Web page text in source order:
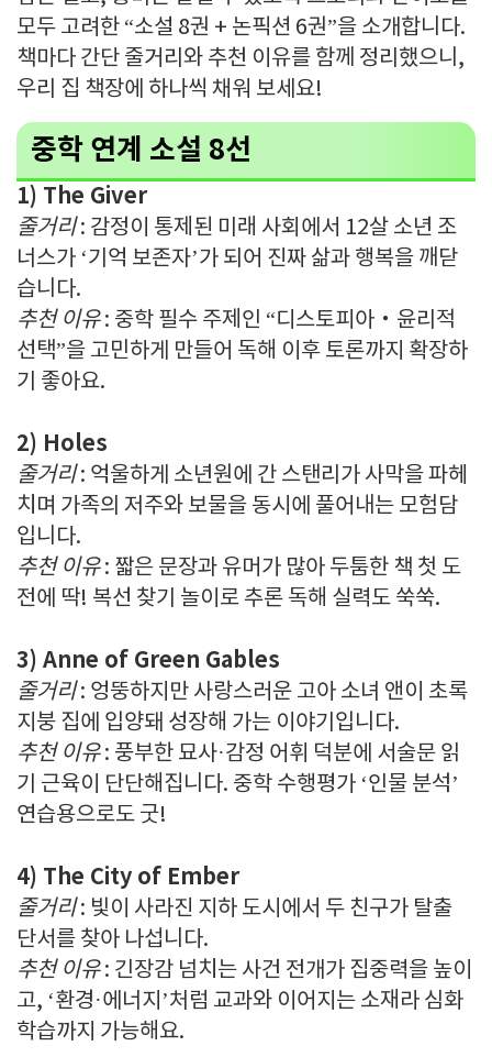
모두 고려한 “소설 8권 + 논픽션 6권”을 소개합니다.
책마다 간단 줄거리와 추천 이유를 함께 정리했으니,
우리 집 책장에 하나씩 채워 보세요!
중학 연계 소설 8선
1) The Giver
줄거리: 감정이 통제된 미래 사회에서 12살 소년 조
너스가 ‘기억 보존자’가 되어 진짜 삶과 행복을 깨닫
습니다.
추천 이유: 중학 필수 주제인 “디스토피아‧윤리적
선택”을 고민하게 만들어 독해 이후 토론까지 확장하
기 좋아요.
2) Holes
줄거리: 억울하게 소년원에 간 스탠리가 사막을 파헤
치며 가족의 저주와 보물을 동시에 풀어내는 모험담
입니다.
추천 이유: 짧은 문장과 유머가 많아 두툼한 책 첫 도
전에 딱! 복선 찾기 놀이로 추론 독해 실력도 쑥쑥.
3) Anne of Green Gables
줄거리: 엉뚱하지만 사랑스러운 고아 소녀 앤이 초록
지붕 집에 입양돼 성장해 가는 이야기입니다.
추천 이유: 풍부한 묘사·감정 어휘 덕분에 서술문 읽
기 근육이 단단해집니다. 중학 수행평가 ‘인물 분석’
연습용으로도 굿!
4) The City of Ember
줄거리: 빛이 사라진 지하 도시에서 두 친구가 탈출
단서를 찾아 나섭니다.
추천 이유: 긴장감 넘치는 사건 전개가 집중력을 높이
고, ‘환경·에너지’처럼 교과와 이어지는 소재라 심화
학습까지 가능해요.